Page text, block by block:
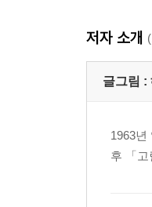
저자 소개
글그림 :
1963년
후 「